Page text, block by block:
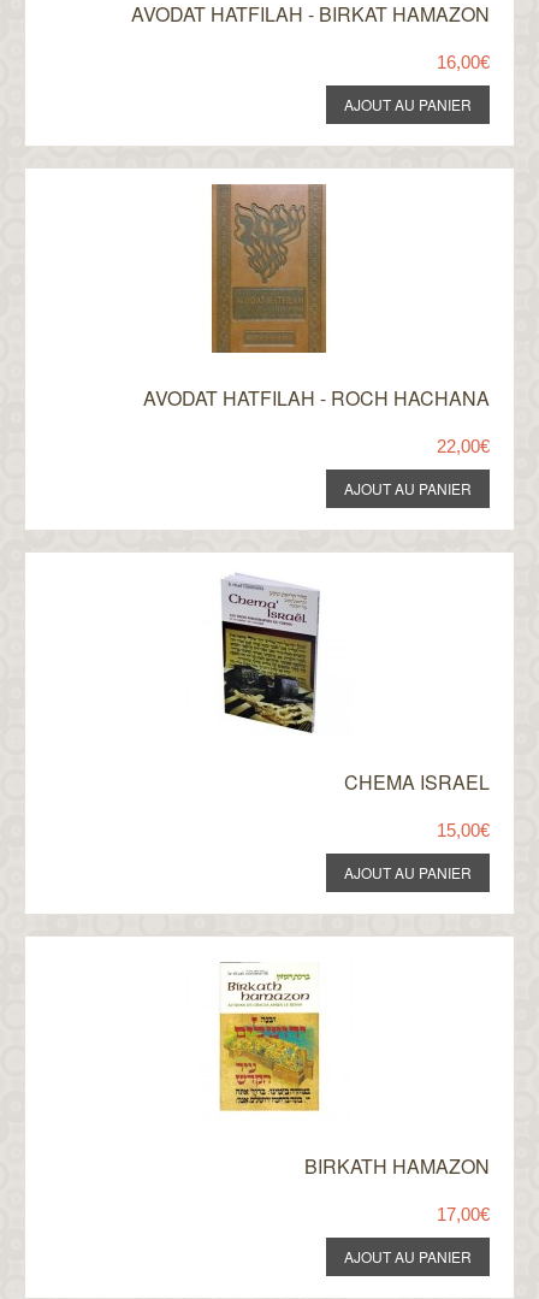
AVODAT HATFILAH - BIRKAT HAMAZON
16,00€
AVODAT HATFILAH - ROCH HACHANA
22,00€
CHEMA ISRAEL
15,00€
BIRKATH HAMAZON
17,00€